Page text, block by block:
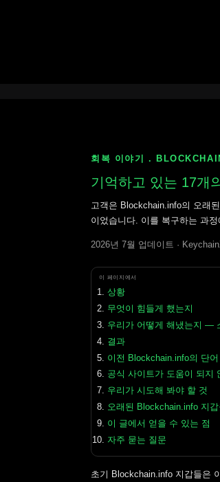
회복 이야기 .
기억하고 있는 17개
고객은 Blockchain.info의 오래
이었습니다. 이를 복구하는 과
2026년 7월 업데이트 ·
이 페이지에서
상황
무엇이 힘들게 했는지
우리가 어떻게 해냈는지 —
결과
이전 Blockchain.info의 단어
공식 사이트가 도움이 되지
우리가 시도해 봐야 할 것
오래된 Blockchain.info 지
이 글에서 얻을 수 있는 점
자주 묻는 질문
초기 Blockchain.info 지갑들은